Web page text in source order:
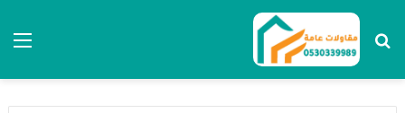
بحث عن